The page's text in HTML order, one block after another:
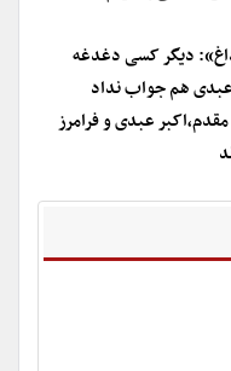
داغ»: دیگر کسی دغدغه
هم جواب نداد
عبدی و فرامرز